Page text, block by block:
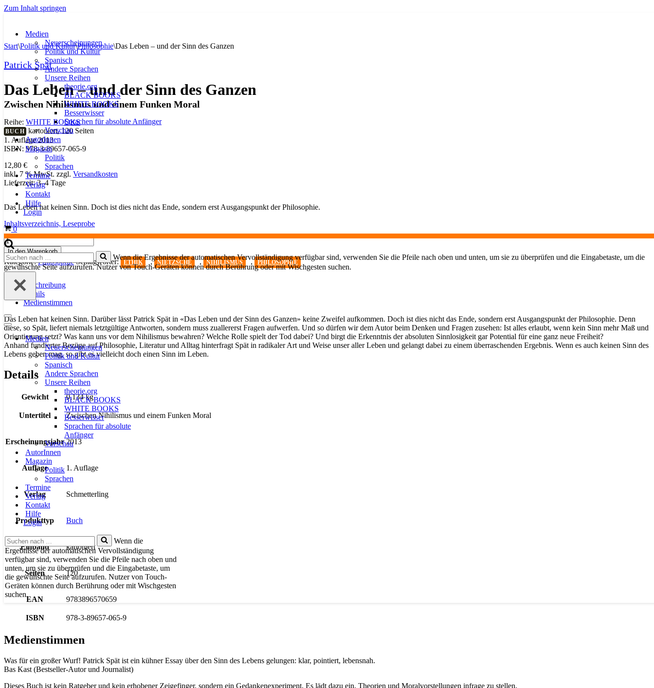
Zum Inhalt springen
Medien
Neuerscheinungen
Politik und Kultur
Spanisch
Andere Sprachen
Unsere Reihen
theorie.org
BLACK BOOKS
WHITE BOOKS
Besserwisser
Sprachen für absolute Anfänger
Vorschau
AutorInnen
Magazin
Politik
Sprachen
Termine
Verlag
Kontakt
Hilfe
Login
Warenkorb
0
Suchen
nach …
Wenn die Ergebnisse der automatischen Vervollständigung verfügbar sind, verwenden Sie die Pfeile nach oben und unten, um sie zu überprüfen und die Eingabetaste, um die
gewünschte Seite aufzurufen. Nutzer von Touch-Geräten können durch Berührung oder mit Wischgesten suchen.
Navigationsmenü
Navigationsmenü
Medien
Neuerscheinungen
Politik und Kultur
Spanisch
Andere Sprachen
Unsere Reihen
theorie.org
BLACK BOOKS
WHITE BOOKS
Besserwisser
Sprachen für absolute
Anfänger
Vorschau
AutorInnen
Magazin
Politik
Sprachen
Termine
Verlag
Kontakt
Hilfe
Login
Suchen
nach …
Wenn die
Ergebnisse der automatischen Vervollständigung
verfügbar sind, verwenden Sie die Pfeile nach oben und
unten, um sie zu überprüfen und die Eingabetaste, um
die gewünschte Seite aufzurufen. Nutzer von Touch-
Geräten können durch Berührung oder mit Wischgesten
suchen.
Start\Politik und Kultur\Philosophie\Das Leben – und der Sinn des Ganzen
Patrick Spät
Das Leben – und der Sinn des Ganzen
Zwischen Nihilismus und einem Funken Moral
Reihe: WHITE BOOKS
BUCH kartoniert, 120 Seiten
1. Auflage 2013
ISBN: 978-3-89657-065-9
12,80 €
inkl. 7 % MwSt. zzgl. Versandkosten
Lieferzeit:3–4 Tage
Das Leben hat keinen Sinn. Doch ist dies nicht das Ende, sondern erst Ausgangspunkt der Philosophie.
Inhaltsverzeichnis, Leseprobe
Das
Leben
und
der
Sinn
Ganzen
In den Warenkorb
Kategorie:Philosophie Schlagwörter: ETHIK , NIETZSCHE , NIHILISMUS , PHILOSOPHIE
Beschreibung
Details
Medienstimmen
Das Leben hat keinen Sinn. Darüber lässt Patrick Spät in «Das Leben und der Sinn des Ganzen» keine Zweifel aufkommen. Doch ist dies nicht das Ende, sondern erst Ausgangspunkt der Philosophie. Denn
diese, so Spät, liefert niemals letztgültige Antworten, sondern muss zuallererst Fragen aufwerfen. Und so dürfen wir dem Autor beim Denken und Fragen zusehen: Ist alles erlaubt, wenn kein Sinn mehr Maß und
Orientierung setzt? Was kann uns vor dem Nihilismus bewahren? Welche Rolle spielt der Tod dabei? Und birgt die Erkenntnis der absoluten Sinnlosigkeit gar Potential für eine ganz neue Freiheit?
Anhand fundierter Bezüge auf Philosophie, Literatur und Alltag hinterfragt Spät in radikaler Art und Weise unser aller Leben und gelangt dabei zu einem überraschenden Ergebnis. Wenn es auch keinen Sinn des
Lebens geben mag, so gibt es vielleicht doch einen Sinn im Leben.
Details
Gewicht 0,134 kg
Untertitel Zwischen Nihilismus und einem Funken Moral
Erscheinungsjahr 2013
Auflage 1. Auflage
Verlag Schmetterling
Produkttyp Buch
Einband kartoniert
Seiten 120
EAN 9783896570659
ISBN 978-3-89657-065-9
Medienstimmen
Was für ein großer Wurf! Patrick Spät ist ein kühner Essay über den Sinn des Lebens gelungen: klar, pointiert, lebensnah.
Bas Kast (Bestseller-Autor und Journalist)
Dieses Buch ist kein Ratgeber und kein erhobener Zeigefinger, sondern ein Gedankenexperiment. Es lädt dazu ein, Theorien und Moralvorstellungen infrage zu stellen.